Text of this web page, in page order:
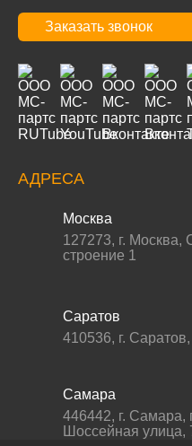
Заказать звонок
АДРЕСА
Москва
127273, г. Москва,
строение 1
Саратов
410536, г. Саратов,
Самара
446442, г. Самара,
Шоссейная улица,